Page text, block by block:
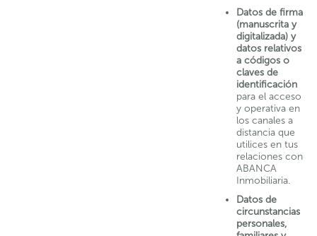
Datos de firma
(manuscrita y
digitalizada) y
datos relativos
a códigos o
claves de
identificación
para el acceso
y operativa en
los canales a
distancia que
utilices en tus
relaciones con
ABANCA
Inmobiliaria.
Datos de
circunstancias
personales,